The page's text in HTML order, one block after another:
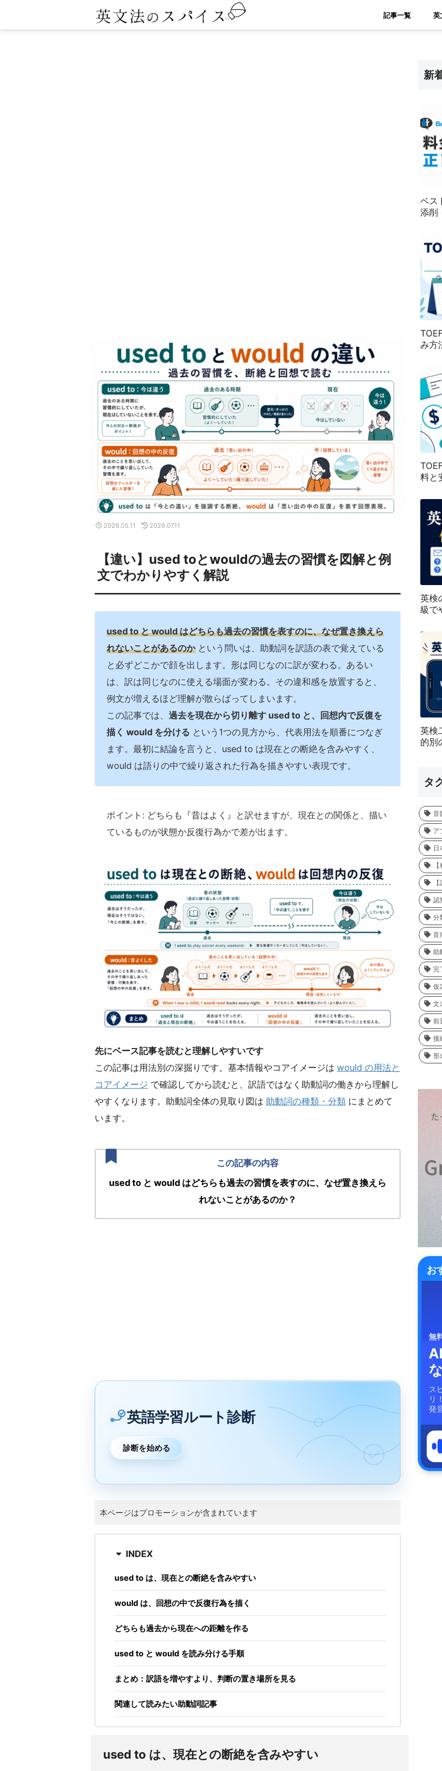
記事一覧
【違い】used toとwouldの過去の習慣を図解と例
文でわかりやすく解説
2026.05.11 2026.07.11
used to と would はどちらも過去の習慣を表すのに、なぜ置き換えら
れないことがあるのかという問いは、助動詞を訳語の表で覚えている
と必ずどこかで顔を出します。形は同じなのに訳が変わる。あるい
は、訳は同じなのに使える場面が変わる。その違和感を放置すると、
例文が増えるほど理解が散らばってしまいます。
この記事では、 過去を現在から切り離す used to と、回想内で反復を
描く would を分ける という1つの見方から、代表用法を順番につなぎ
ます。最初に結論を言うと、used to は現在との断絶を含みやすく、
would は語りの中で繰り返された行為を描きやすい表現です。
ポイント: どちらも『昔はよく』と訳せますが、現在との関係と、描い
ているものが状態か反復行為かで差が出ます。
先にベース記事を読むと理解しやすいです
この記事は用法別の深掘りです。基本情報やコアイメージは would の用法と
コアイメージ で確認してから読むと、訳語ではなく助動詞の働きから理解し
やすくなります。助動詞全体の見取り図は 助動詞の種類・分類 にまとめて
います。
used to と would はどちらも過去の習慣を表すのに、なぜ置き換えら
れないことがあるのか？
英語学習ルート診断
診断を始める
本ページはプロモーションが含まれています
INDEX
used to は、現在との断絶を含みやすい
would は、回想の中で反復行為を描く
どちらも過去から現在への距離を作る
used to と would を読み分ける手順
まとめ：訳語を増やすより、判断の置き場所を見る
関連して読みたい助動詞記事
used to は、現在との断絶を含みやすい
新
ベス
添削
み方
料と
英検
級で
英検
的別
タ
音
ア
日
認
分
音
助
完
仮
文
前
接
形
お
無
ス
リ
発